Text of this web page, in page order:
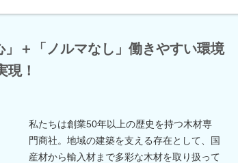
＋「ノルマなし」働きやすい環境
現！
私たちは創業50年以上の歴史を持つ木材専
門商社。地域の建築を支える存在として、国
産材から輸入材まで多彩な木材を取り扱って